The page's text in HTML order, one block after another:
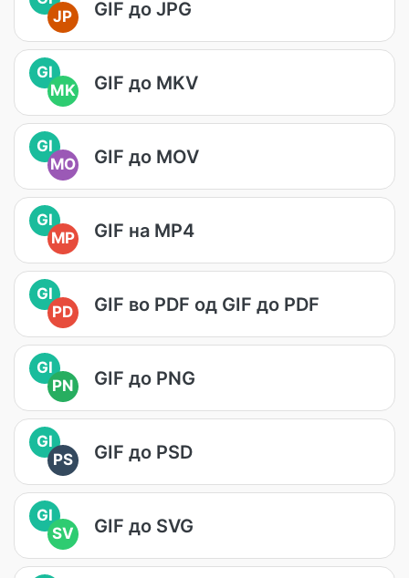
JP
GIF до JPG
GI
MK
GIF до MKV
GI
MO
GIF до MOV
GI
MP
GIF на MP4
GI
PD
GIF во PDF од GIF до PDF
GI
PN
GIF до PNG
GI
PS
GIF до PSD
GI
SV
GIF до SVG